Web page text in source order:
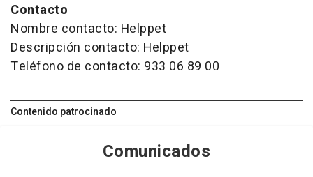
Contacto
Nombre contacto: Helppet
Descripción contacto: Helppet
Teléfono de contacto: 933 06 89 00
Contenido patrocinado
Comunicados